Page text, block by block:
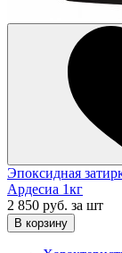
Эпоксидная
Ардесиа 1кг
2 850 руб. за шт
В корзину